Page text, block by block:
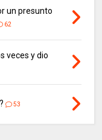
un presunto
62
veces y dio
53